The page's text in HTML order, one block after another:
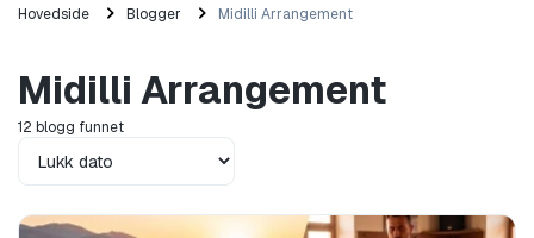
Hovedside Blogger Midilli Arrangement
Midilli Arrangement
12 blogg funnet